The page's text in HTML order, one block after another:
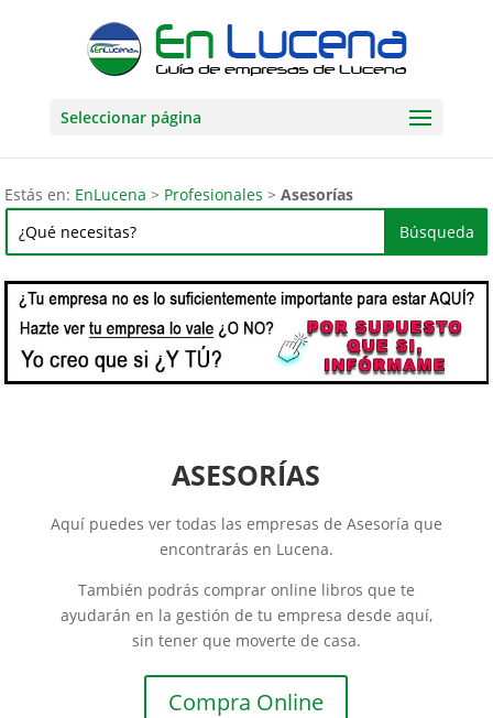
Seleccionar página
Estás en: EnLucena > Profesionales >Asesorías
ASESORÍAS
Aquí puedes ver todas las empresas de Asesoría que
encontrarás en Lucena.
También podrás comprar online libros que te
ayudarán en la gestión de tu empresa desde aquí,
sin tener que moverte de casa.
Compra Online